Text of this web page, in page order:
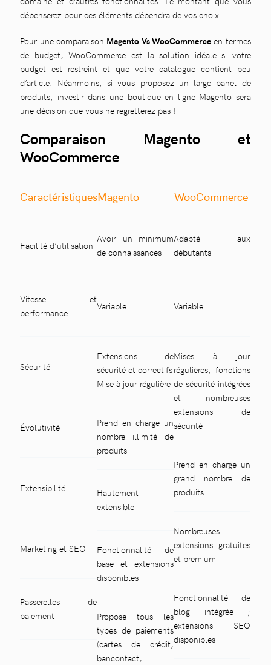
dépenserez pour ces éléments dépendra de vos choix.
Pour une comparaison Magento Vs WooCommerceen termes
de budget, WooCommerce est la solution idéale si votre
budget est restreint et que votre catalogue contient peu
d’article. Néanmoins, si vous proposez un large panel de
produits, investir dans une boutique en ligne Magento sera
une décision que vous ne regretterez pas !
Comparaison Magento et
WooCommerce
CaractéristiquesMagento WooCommerce
Facilité d’utilisation
Vitesse et
performance
Sécurité
Évolutivité
Extensibilité
Marketing et SEO
Passerelles de
paiement
Avoir un minimum
de connaissances
Variable
Extensions de
sécurité et correctifs
Mise à jour régulière
Prend en charge un
nombre illimité de
produits
Hautement
extensible
Fonctionnalité de
base et extensions
disponibles
Propose tous les
types de paiements
(cartes de crédit,
bancontact,
Adapté aux
débutants
Variable
Mises à jour
régulières, fonctions
de sécurité intégrées
et nombreuses
extensions de
sécurité
Prend en charge un
grand nombre de
produits
Nombreuses
extensions gratuites
et premium
Fonctionnalité de
blog intégrée ;
extensions SEO
disponibles